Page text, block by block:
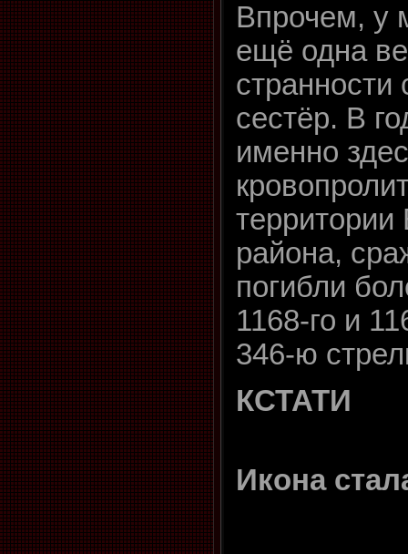
Впрочем, у
ещё одна
странности
сестёр. В
именно
территории
района,
погибли
1168-го и
346-ю
КСТАТИ
Икона